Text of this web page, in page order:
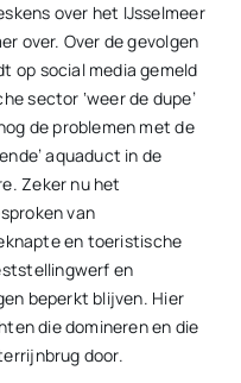
over het IJsselmeer
over. Over de gevolgen
op social media gemeld
sector ‘weer de dupe’
de problemen met de
aquaduct in de
Zeker nu het
van
en toeristische
en
beperkt blijven. Hier
die domineren en die
door.